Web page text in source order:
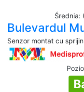
Średnia:
Bulevardul
Senzor montat cu